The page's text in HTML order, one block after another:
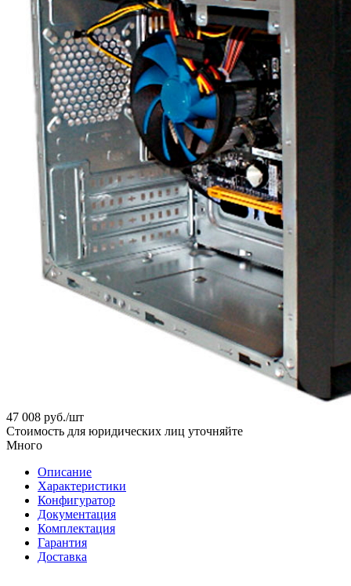
47 008 руб./шт
Стоимость для юридических лиц уточняйте
Много
Описание
Характеристики
Конфигуратор
Документация
Комплектация
Гарантия
Доставка